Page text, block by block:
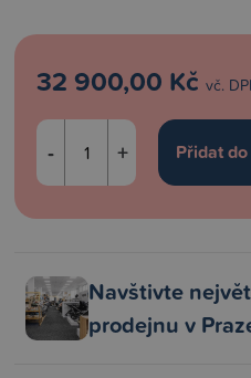
32 900,00 Kč vč.
- +
Navštivte
prodejnu v